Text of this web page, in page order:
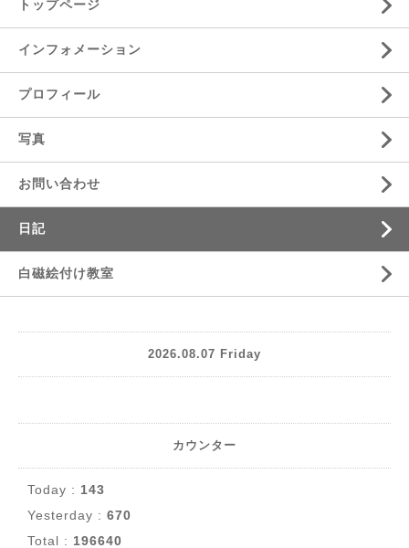
トップページ
インフォメーション
プロフィール
写真
お問い合わせ
日記
白磁絵付け教室
2026.08.07 Friday
カウンター
Today : 143
Yesterday : 670
Total : 196640